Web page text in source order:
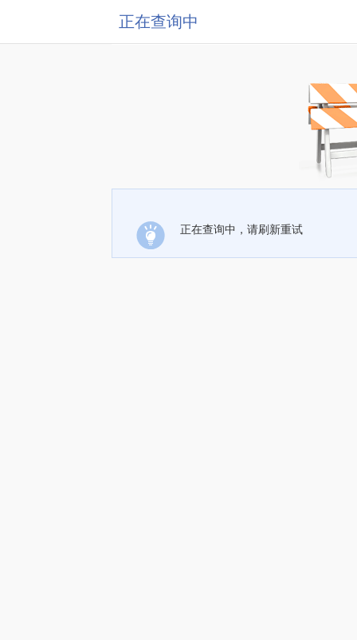
正在查询中
正在查询中，请刷新重试